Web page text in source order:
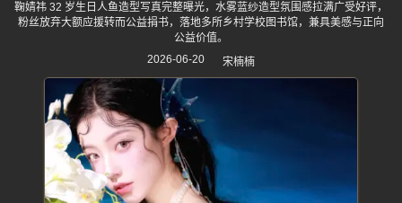
鞠婧祎 32 岁生日人鱼造型写真完整曝光，水雾蓝纱造型氛围感拉满广受好评，
粉丝放弃大额应援转而公益捐书，落地多所乡村学校图书馆，兼具美感与正向
公益价值。
2026-06-20
宋楠楠